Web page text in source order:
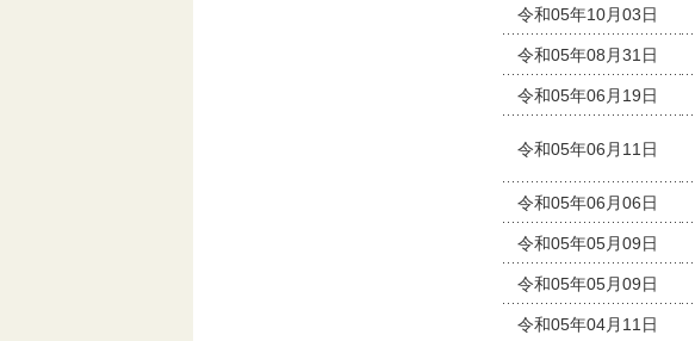
令和05年10月03日
令和05年08月31日
令和05年06月19日
令和05年06月11日
令和05年06月06日
令和05年05月09日
令和05年05月09日
令和05年04月11日